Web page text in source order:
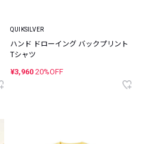
QUIKSILVER
ハンド ドローイング バックプリント
Tシャツ
¥3,960 20%OFF